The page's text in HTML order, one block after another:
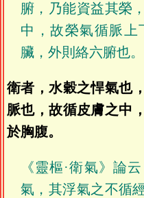
腑，乃能資益其榮
中，故榮氣循脈上
臟，外則絡六腑也。
衛者，水穀之悍氣也
脈也，故循皮膚之中
於胸腹。
《靈樞·衛氣》論
氣，其浮氣之不循